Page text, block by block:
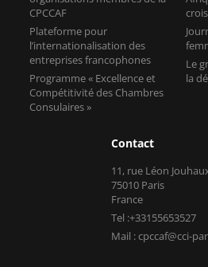
CPCCAF
Plateforme pour
l’internationalisation des
entreprises francophones
Programme « Excellence et
Compétitivité des Chambres
Consulaires »
Le
la
Contact
11, rue Léon
75010 Paris
France
Tel :+33155653527
Mail : cpccaf@cci-